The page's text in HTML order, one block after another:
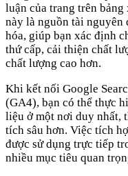
luận của trang trên
này là nguồn tài nguyên
hóa, giúp bạn xác định
thứ cấp, cải thiện chất
chất lượng cao hơn.
Khi kết nối Google
(GA4), bạn có thể thực
liệu ở một nơi duy nhất,
tích sâu hơn. Việc tích
được sử dụng trực tiếp
nhiều mục tiêu quan